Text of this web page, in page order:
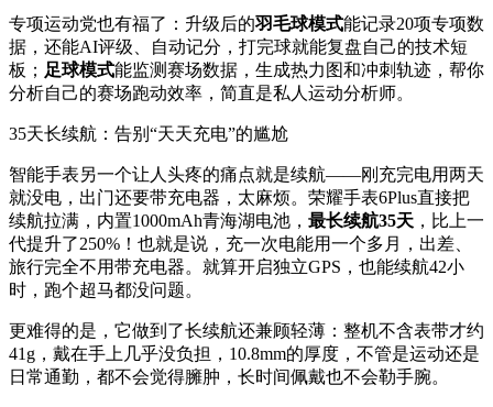
专项运动党也有福了：升级后的羽毛球模式能记录20项专项数
据，还能AI评级、自动记分，打完球就能复盘自己的技术短
板； 足球模式能监测赛场数据，生成热力图和冲刺轨迹，帮你
分析自己的赛场跑动效率，简直是私人运动分析师。
35天长续航：告别“天天充电”的尴尬
智能手表另一个让人头疼的痛点就是续航——刚充完电用两天
就没电，出门还要带充电器，太麻烦。荣耀手表6Plus直接把
续航拉满，内置1000mAh青海湖电池， 最长续航35天 ，比上一
代提升了250%！也就是说，充一次电能用一个多月，出差、
旅行完全不用带充电器。就算开启独立GPS，也能续航42小
时，跑个超马都没问题。
更难得的是，它做到了长续航还兼顾轻薄：整机不含表带才约
41g，戴在手上几乎没负担，10.8mm的厚度，不管是运动还是
日常通勤，都不会觉得臃肿，长时间佩戴也不会勒手腕。